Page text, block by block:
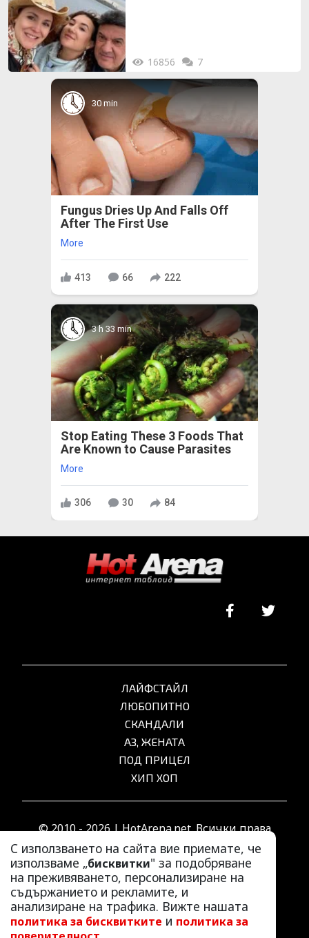
16856 7
30 min
Fungus Dries Up And Falls Off
After The First Use
More
413 66 222
3 h 33 min
Stop Eating These 3 Foods That
Are Known to Cause Parasites
More
306 30 84
С използването на сайта вие приемате, че
използваме „бисквитки" за подобряване
на преживяването, персонализиране на
съдържанието и рекламите, и
анализиране на трафика. Вижте нашата
политика за бисквитките и политика за
ЛАЙФСТАЙЛ
ЛЮБОПИТНО
СКАНДАЛИ
АЗ, ЖЕНАТА
ПОД ПРИЦЕЛ
ХИП ХОП
© 2010 - 2026 | HotArena.net. Всички права
запазени.
РЕКЛАМА
КОНТАКТИ
ОБЩИ УСЛОВИЯ